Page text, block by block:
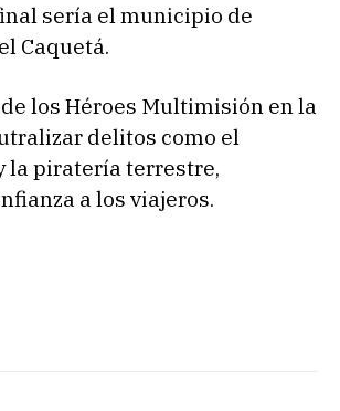
sería el municipio de
Caquetá.
los Héroes Multimisión en la
delitos como el
la piratería terrestre,
a los viajeros.